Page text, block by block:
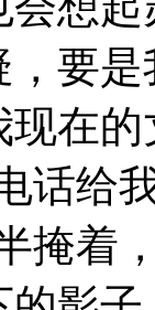
是
在的
给我
掩着